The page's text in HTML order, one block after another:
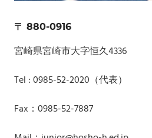
〒 880-0916
宮崎県宮崎市大字恒久4336
Tel : 0985-52-2020（代表）
Fax：0985-52-7887